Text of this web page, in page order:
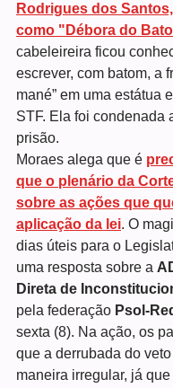
Rodrigues dos
como "Débora do
cabeleireira ficou
escrever, com batom, a
mané” em uma estátua
STF. Ela foi condenada
prisão.
Moraes alega que é
que o plenário da
sobre as ações que
aplicação da lei. O
dias úteis para o
uma resposta sobre a
Direta de
pela federação Psol-
sexta (8). Na ação, os
que a derrubada do
maneira irregular, já